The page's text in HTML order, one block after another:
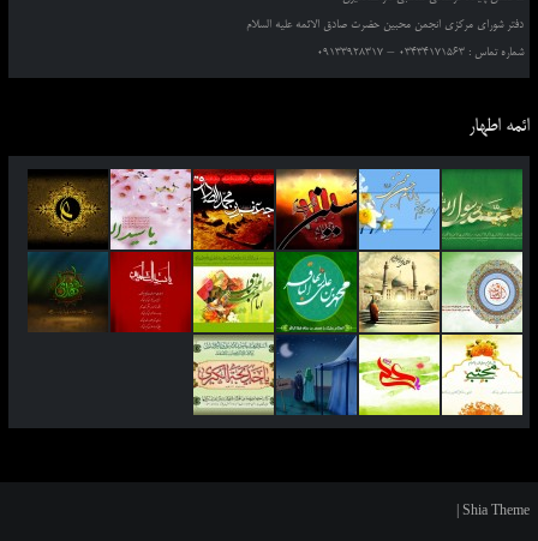
دفتر شورای مرکزی انجمن محبین حضرت صادق الائمه علیه السلام
شماره تماس : 03434171563 – 09133928317
ائمه اطهار
Shia Theme
|